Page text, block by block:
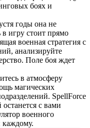
боях и
годы она не
в игру стоит прямо
военная стратегия с
анализируйте
Поле боя ждет
в атмосферу
магических
SpellForce
с вами
военного
каждому.